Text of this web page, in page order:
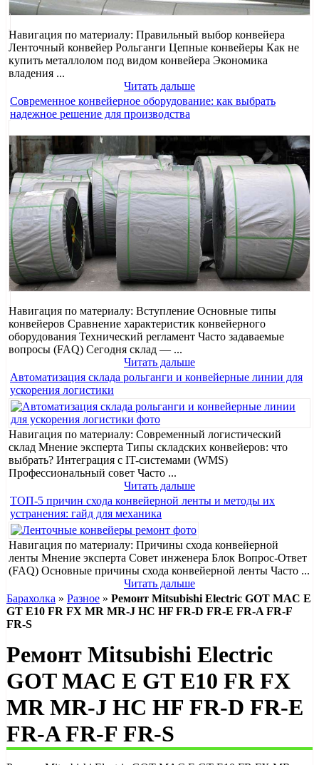
Навигация по материалу: Правильный выбор конвейера
Ленточный конвейер Рольганги Цепные конвейеры Как не
купить металлолом под видом конвейера Экономика
владения ...
Читать дальше
Современное конвейерное оборудование: как выбрать
надежное решение для производства
Навигация по материалу: Вступление Основные типы
конвейеров Сравнение характеристик конвейерного
оборудования Технический регламент Часто задаваемые
вопросы (FAQ) Сегодня склад — ...
Читать дальше
Автоматизация склада рольганги и конвейерные линии для
ускорения логистики
Навигация по материалу: Современный логистический
склад Мнение эксперта Типы складских конвейеров: что
выбрать? Интеграция с IT-системами (WMS)
Профессиональный совет Часто ...
Читать дальше
ТОП-5 причин схода конвейерной ленты и методы их
устранения: гайд для механика
Навигация по материалу: Причины схода конвейерной
ленты Мнение эксперта Совет инженера Блок Вопрос-Ответ
(FAQ) Основные причины схода конвейерной ленты Часто ...
Читать дальше
Барахолка » Разное » Ремонт Mitsubishi Electric GOT MAC E
GT Е10 FR FX MR MR-J HC HF FR-D FR-E FR-A FR-F
FR-S
Ремонт Mitsubishi Electric
GOT MAC E GT Е10 FR FX
MR MR-J HC HF FR-D FR-E
FR-A FR-F FR-S